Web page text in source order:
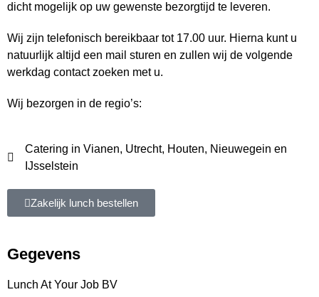
dicht mogelijk op uw gewenste bezorgtijd te leveren.
Wij zijn telefonisch bereikbaar tot 17.00 uur. Hierna kunt u
natuurlijk altijd een mail sturen en zullen wij de volgende
werkdag contact zoeken met u.
Wij bezorgen in de regio’s:
Catering in Vianen, Utrecht, Houten, Nieuwegein en
IJsselstein
Zakelijk lunch bestellen
Gegevens
Lunch At Your Job BV